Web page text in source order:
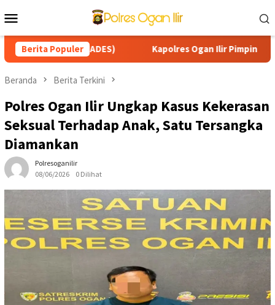
ke
Mobile
Berita Populer
(SMADES) Kapolres Ogan Ilir Pimpin Patroli
Beranda Berita Terkini
Polres Ogan Ilir Ungkap Kasus Kekerasan
Seksual Terhadap Anak, Satu Tersangka
Diamankan
Polresoganilir
08/06/2026
0 Dilihat